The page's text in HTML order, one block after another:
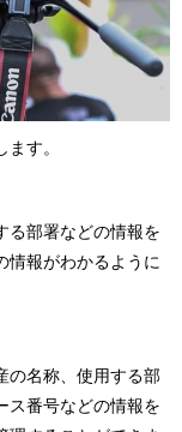
す。
る部署などの情報を
情報がわかるように
の名称、使用する部
ス番号などの情報を